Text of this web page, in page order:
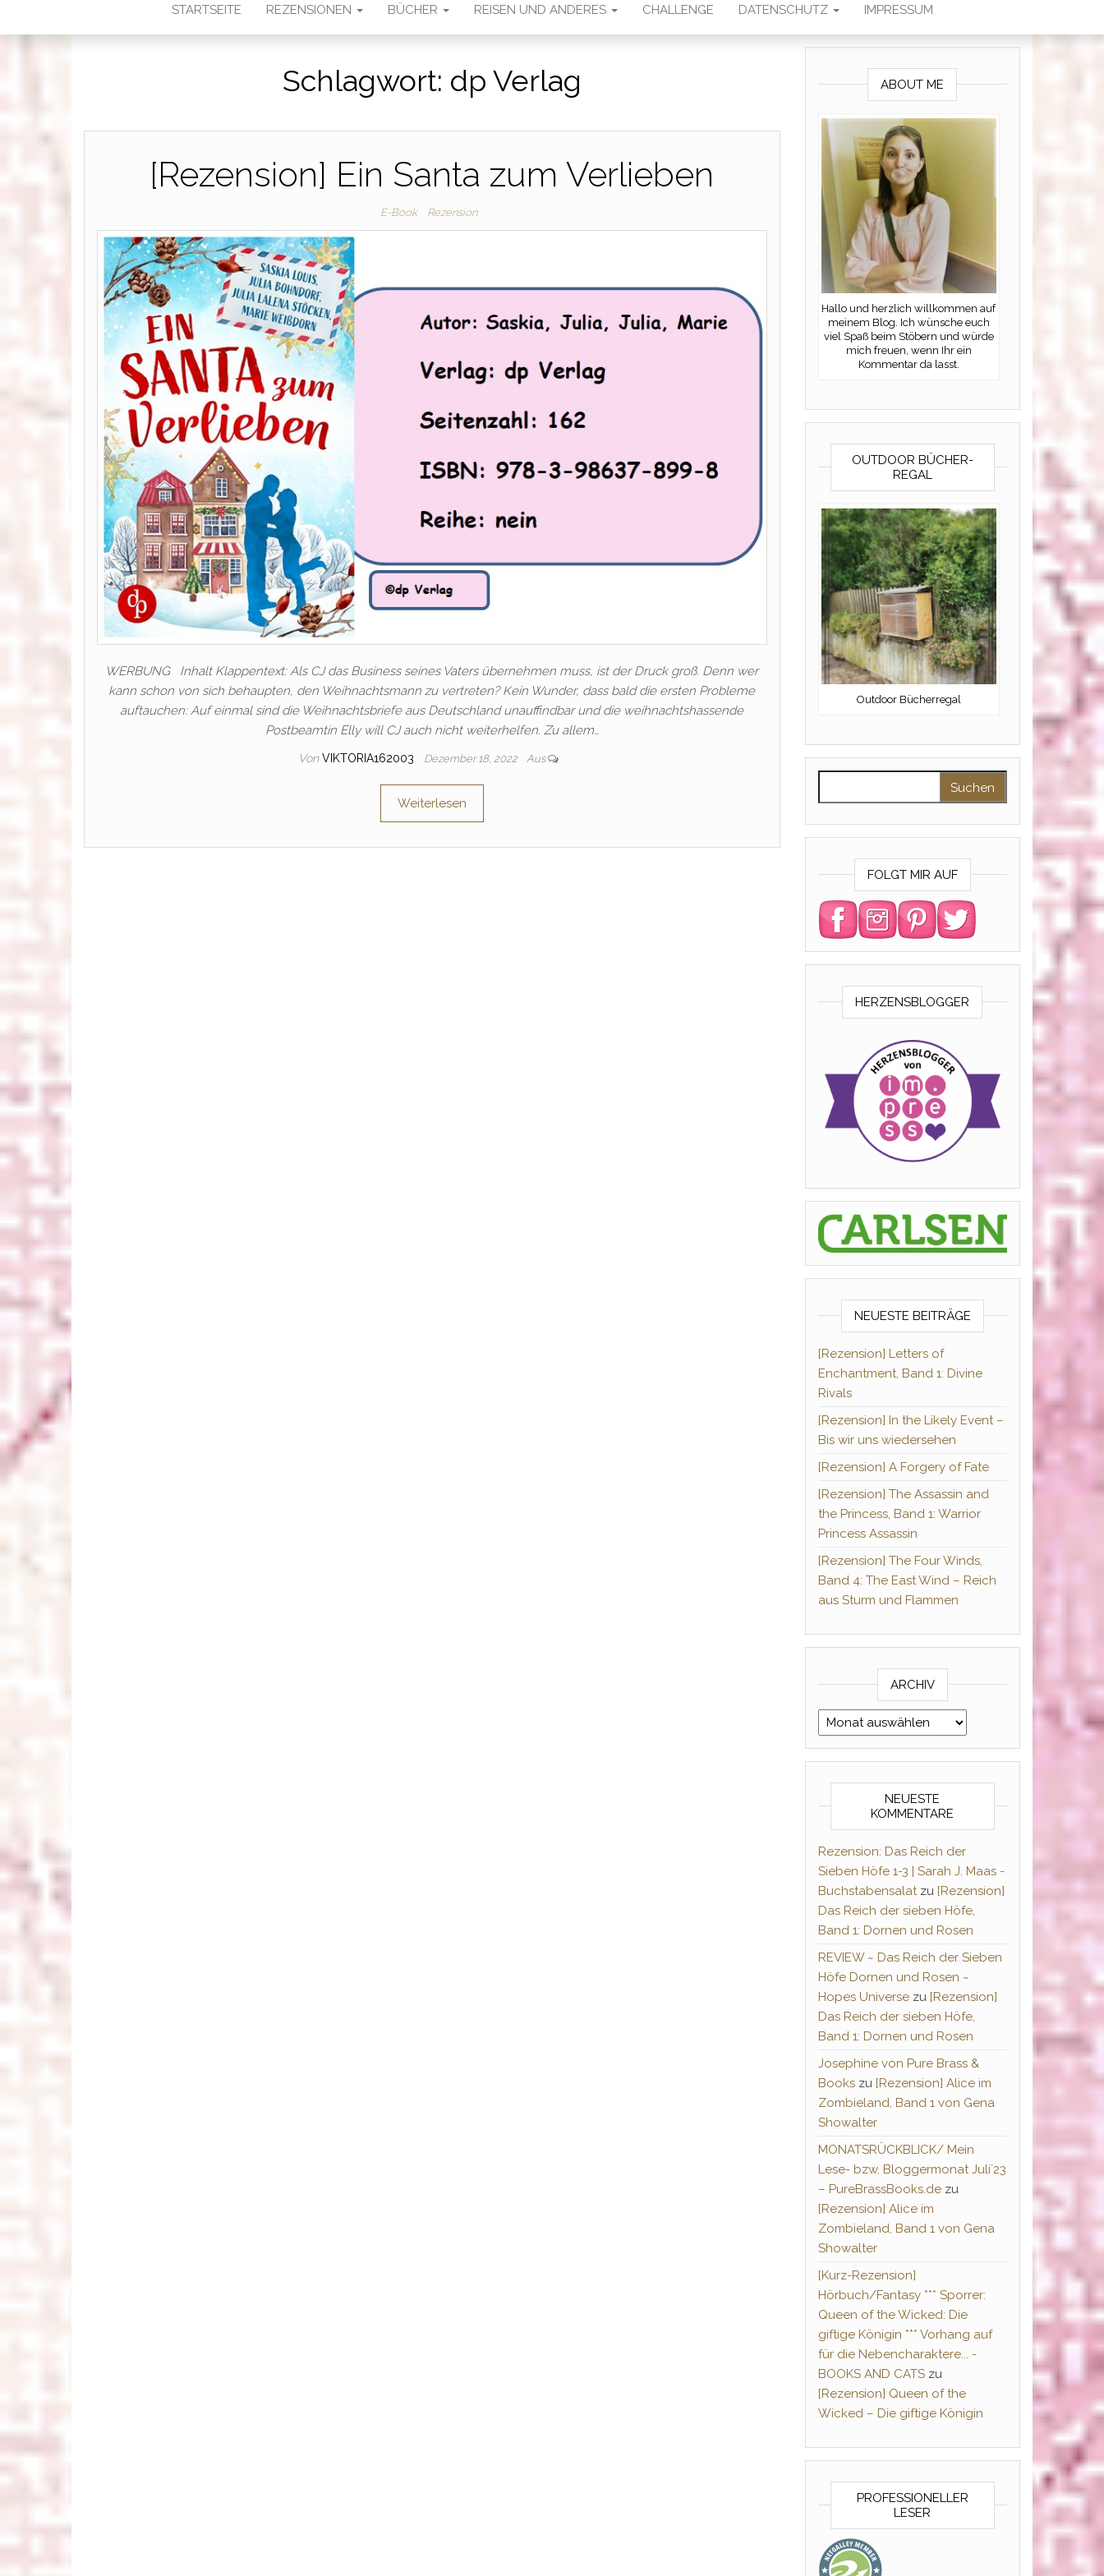
STARTSEITE REZENSIONEN BÜCHER REISEN UND ANDERES CHALLENGE DATENSCHUTZ IMPRESSUM
Schlagwort: dp Verlag
[Rezension] Ein Santa zum Verlieben
E-Book Rezension
WERBUNG Inhalt Klappentext: Als CJ das Business seines Vaters übernehmen muss, ist der Druck groß. Denn wer
kann schon von sich behaupten, den Weihnachtsmann zu vertreten? Kein Wunder, dass bald die ersten Probleme
auftauchen: Auf einmal sind die Weihnachtsbriefe aus Deutschland unauffindbar und die weihnachtshassende
Postbeamtin Elly will CJ auch nicht weiterhelfen. Zu allem…
Von VIKTORIA162003 Dezember 18, 2022 Aus
Weiterlesen
ABOUT ME
Hallo und herzlich willkommen auf
meinem Blog. Ich wünsche euch
viel Spaß beim Stöbern und würde
mich freuen, wenn Ihr ein
Kommentar da lasst.
OUTDOOR BÜCHER-
REGAL
Outdoor Bücherregal
FOLGT MIR AUF
HERZENSBLOGGER
NEUESTE BEITRÄGE
[Rezension] Letters of
Enchantment, Band 1: Divine
Rivals
[Rezension] In the Likely Event –
Bis wir uns wiedersehen
[Rezension] A Forgery of Fate
[Rezension] The Assassin and
the Princess, Band 1: Warrior
Princess Assassin
[Rezension] The Four Winds,
Band 4: The East Wind – Reich
aus Sturm und Flammen
ARCHIV
Archiv
NEUESTE
KOMMENTARE
Rezension: Das Reich der
Sieben Höfe 1-3 | Sarah J. Maas -
Buchstabensalatzu [Rezension]
Das Reich der sieben Höfe,
Band 1: Dornen und Rosen
REVIEW ~ Das Reich der Sieben
Höfe Dornen und Rosen ~
Hopes Universezu [Rezension]
Das Reich der sieben Höfe,
Band 1: Dornen und Rosen
Josephine von Pure Brass &
Bookszu [Rezension] Alice im
Zombieland, Band 1 von Gena
Showalter
MONATSRÜCKBLICK/ Mein
Lese- bzw. Bloggermonat Juli´23
– PureBrassBooks.dezu
[Rezension] Alice im
Zombieland, Band 1 von Gena
Showalter
[Kurz-Rezension]
Hörbuch/Fantasy *** Sporrer:
Queen of the Wicked: Die
giftige Königin *** Vorhang auf
für die Nebencharaktere... -
BOOKS AND CATSzu
[Rezension] Queen of the
Wicked – Die giftige Königin
PROFESSIONELLER
LESER